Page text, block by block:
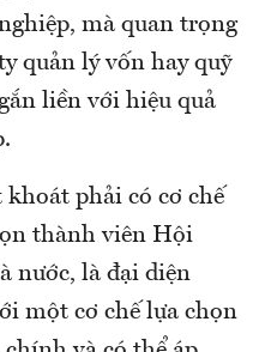
mà quan trọng
quản lý vốn hay quỹ
liền với hiệu quả
khoát phải có cơ chế
thành viên Hội
nước, là đại diện
một cơ chế lựa chọn